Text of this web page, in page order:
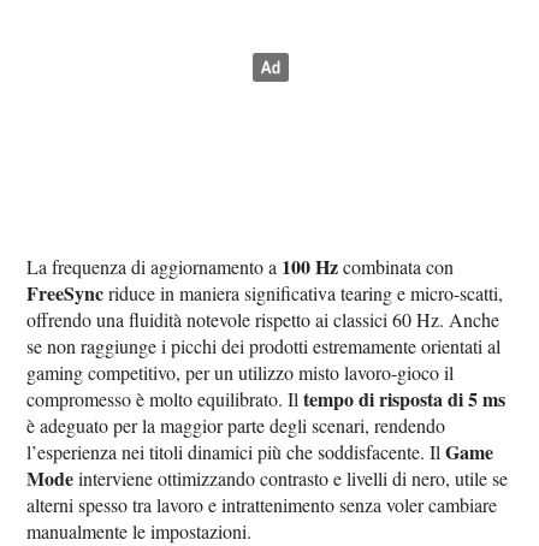
La frequenza di aggiornamento a 100 Hzcombinata con
FreeSyncriduce in maniera significativa tearing e micro-scatti,
offrendo una fluidità notevole rispetto ai classici 60 Hz. Anche
se non raggiunge i picchi dei prodotti estremamente orientati al
gaming competitivo, per un utilizzo misto lavoro-gioco il
compromesso è molto equilibrato. Iltempo di risposta di 5 ms
è adeguato per la maggior parte degli scenari, rendendo
l’esperienza nei titoli dinamici più che soddisfacente. IlGame
Modeinterviene ottimizzando contrasto e livelli di nero, utile se
alterni spesso tra lavoro e intrattenimento senza voler cambiare
manualmente le impostazioni.